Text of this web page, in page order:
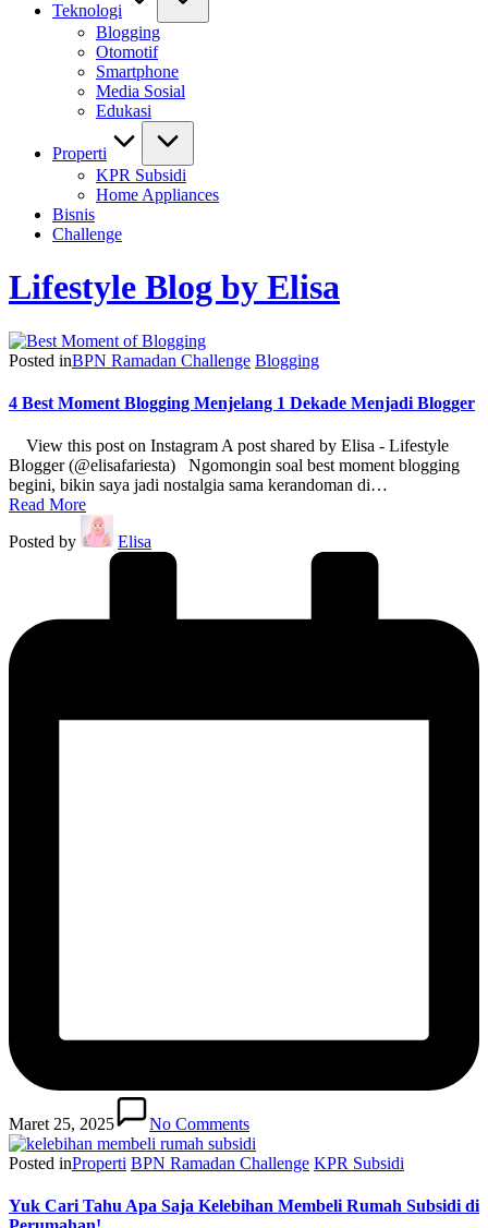
Teknologi
Blogging
Otomotif
Smartphone
Media Sosial
Edukasi
Properti
KPR Subsidi
Home Appliances
Bisnis
Challenge
Lifestyle Blog by Elisa
Posted inBPN Ramadan Challenge Blogging
4 Best Moment Blogging Menjelang 1 Dekade Menjadi Blogger
View this post on Instagram A post shared by Elisa - Lifestyle
Blogger (@elisafariesta) Ngomongin soal best moment blogging
begini, bikin saya jadi nostalgia sama kerandoman di…
Read More
Posted by
Elisa
Maret 25, 2025 No Comments
Posted inProperti BPN Ramadan Challenge KPR Subsidi
Yuk Cari Tahu Apa Saja Kelebihan Membeli Rumah Subsidi di